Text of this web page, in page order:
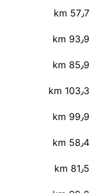
57٫7 km
93٫9 km
85٫9 km
103٫3 km
99٫9 km
58٫4 km
81٫5 km